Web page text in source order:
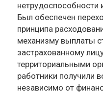
нетрудоспособности
Был обеспечен
принципа
механизму выплаты
застрахованному
территориальными
работники получили
независимо от